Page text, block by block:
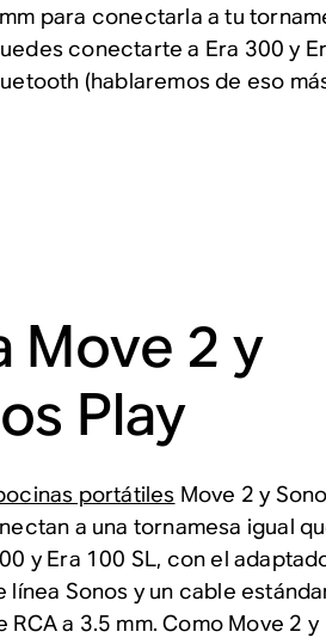
para conectarla a tu
conectarte a Era 300 y
(hablaremos de eso
Move 2 y
Play
portátiles Move 2 y
a una tornamesa igual
y Era 100 SL, con el
línea Sonos y un cable
a 3.5 mm. Como Move 2 y